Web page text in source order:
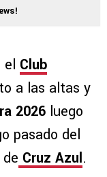
el Club
a las altas y
2026 luego
pasado del
Cruz Azul.